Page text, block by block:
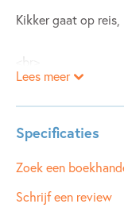
Kikker gaat op
Kikker vindt iets
<br>
Kikker en Beertje
Lees meer
Specificaties
Leeftijdsindicatie:
ISBN:
Zoek een
Schrijf een review